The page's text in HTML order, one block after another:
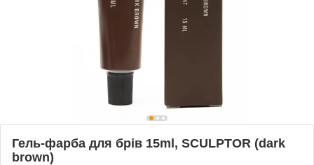
Гель-фарба для брів 15ml, SCULPTOR (dark
brown)